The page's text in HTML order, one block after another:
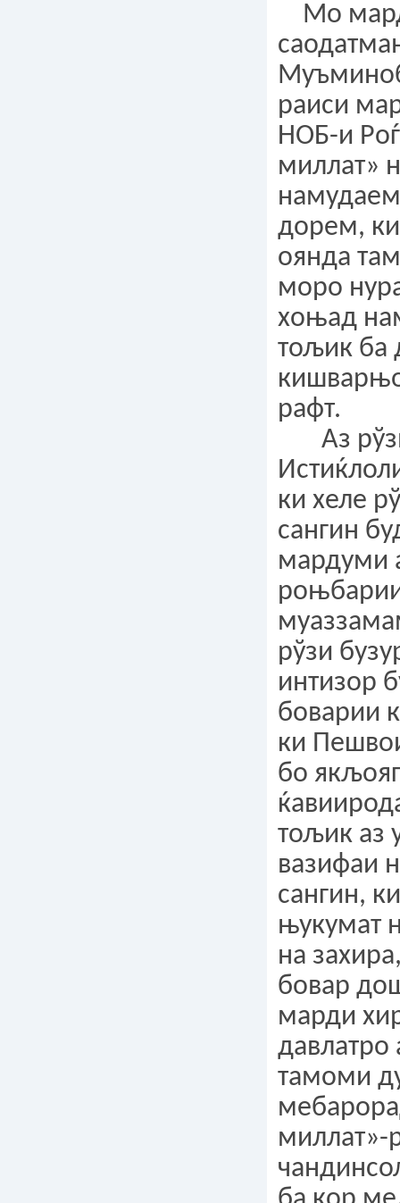
Мо
раиси
НОБ-и
миллат»
дорем,
оянда
моро
хоњад
тољик ба
рафт.
Аз
ки хеле
сангин
мардуми
рўзи
интизор
боварии
ки
бо
тољик аз
вазифаи
сангин,
њукумат
на
бовар
марди
давлатро
тамоми
миллат»-